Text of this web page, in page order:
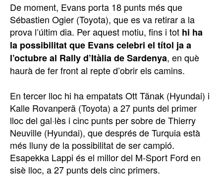
De moment, Evans porta 18 punts més que
Sébastien Ogier (Toyota), que es va retirar a la
prova l’últim dia. Per aquest motiu, fins i tot hi ha
la possibilitat que Evans celebri el títol ja a
l’octubre al Rally d’Itàlia de Sardenya, en què
haurà de fer front al repte d’obrir els camins.
En tercer lloc hi ha empatats Ott Tänak (Hyundai) i
Kalle Rovanperä (Toyota) a 27 punts del primer
lloc del gal·lès i cinc punts per sobre de Thierry
Neuville (Hyundai), que després de Turquia està
més lluny de la possibilitat de ser campió.
Esapekka Lappi és el millor del M-Sport Ford en
sisè lloc, a 27 punts dels cinc primers.